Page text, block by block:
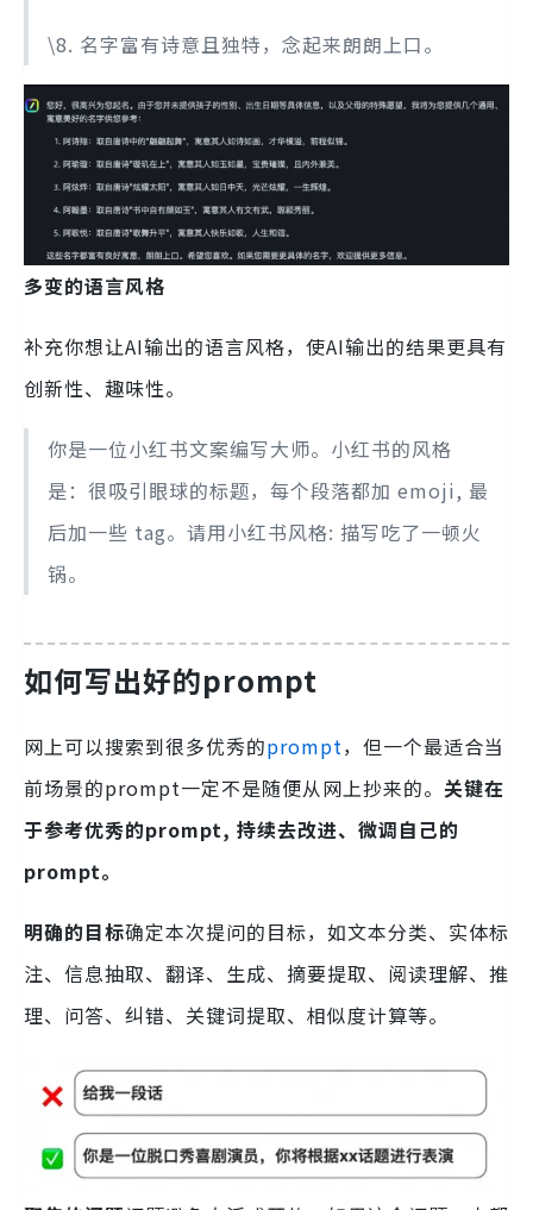
\8. 名字富有诗意且独特，念起来朗朗上口。
多变的语言风格
补充你想让AI输出的语言风格，使AI输出的结果更具有
创新性、趣味性。
你是一位小红书文案编写大师。小红书的风格
是：很吸引眼球的标题，每个段落都加 emoji, 最
后加一些 tag。请用小红书风格: 描写吃了一顿火
锅。
如何写出好的prompt
网上可以搜索到很多优秀的prompt，但一个最适合当
前场景的prompt一定不是随便从网上抄来的。 关键在
于参考优秀的prompt, 持续去改进、微调自己的
prompt。
明确的目标确定本次提问的目标，如文本分类、实体标
注、信息抽取、翻译、生成、摘要提取、阅读理解、推
理、问答、纠错、关键词提取、相似度计算等。